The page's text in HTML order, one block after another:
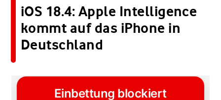
iOS 18.4: Apple Intelligence
kommt auf das iPhone in
Deutschland